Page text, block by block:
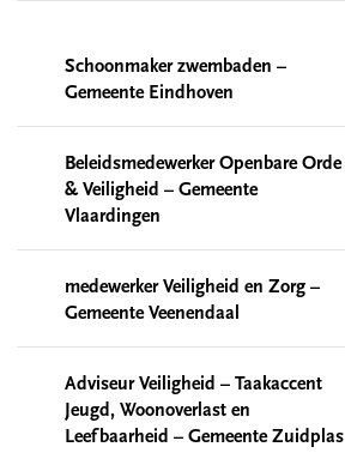
Schoonmaker zwembaden –
Gemeente Eindhoven
Beleidsmedewerker Openbare Orde
& Veiligheid – Gemeente
Vlaardingen
medewerker Veiligheid en Zorg –
Gemeente Veenendaal
Adviseur Veiligheid – Taakaccent
Jeugd, Woonoverlast en
Leefbaarheid – Gemeente Zuidplas